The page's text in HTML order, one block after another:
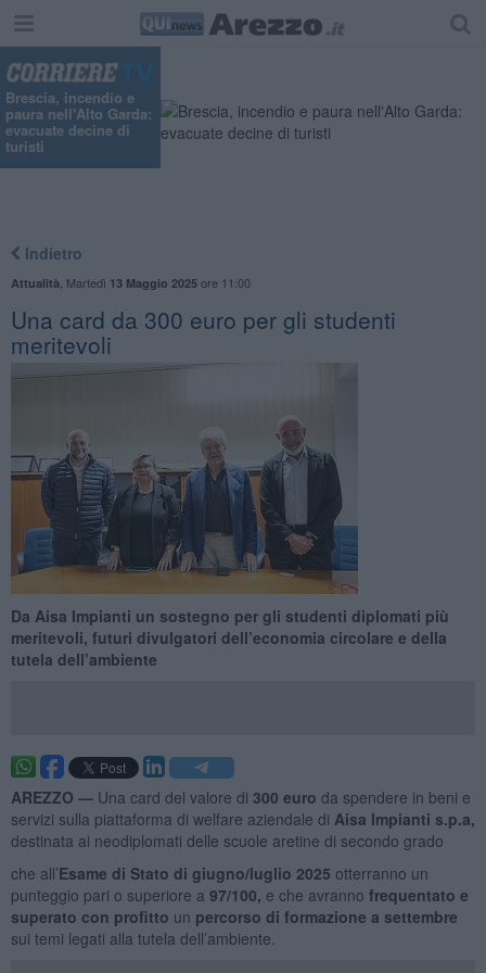
Brescia, incendio e
paura nell'Alto Garda:
evacuate decine di
turisti
Indietro
Attualità Martedì 13 Maggio 2025ore 11:00
Una card da 300 euro per gli studenti
meritevoli
Da Aisa Impianti un sostegno per gli studenti diplomati più
meritevoli, futuri divulgatori dell’economia circolare e della
tutela dell’ambiente
AREZZO — Una card del valore di 300 euro da spendere in beni e
servizi sulla piattaforma di welfare aziendale di Aisa Impianti s.p.a,
destinata ai neodiplomati delle scuole aretine di secondo grado
che all’Esame di Stato di giugno/luglio 2025 otterranno un
punteggio pari o superiore a 97/100, e che avranno frequentato e
superato con profitto un percorso di formazione a settembre
sui temi legati alla tutela dell’ambiente.